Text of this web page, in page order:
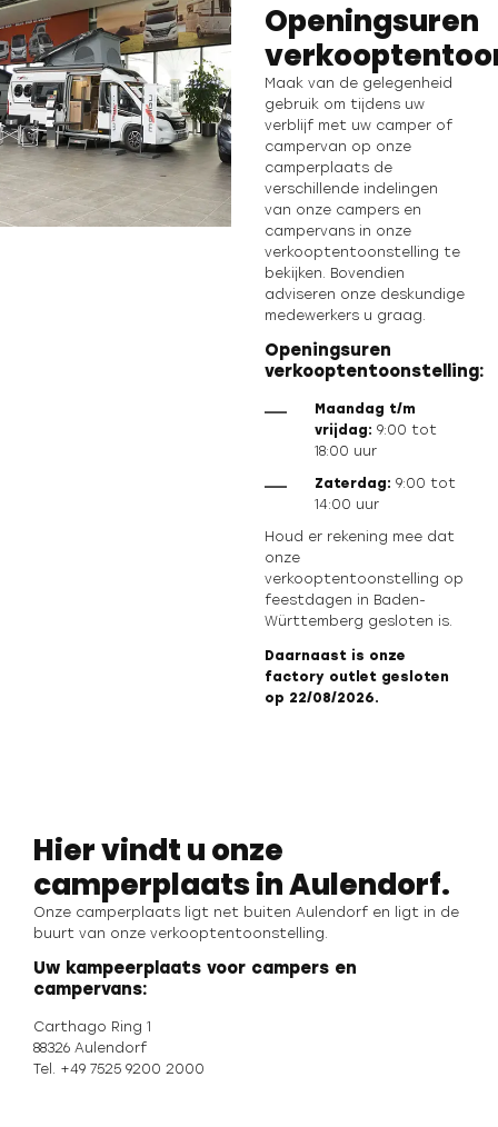
Openingsuren
Maak van de gelegenheid
gebruik om tijdens uw
verblijf met uw camper of
campervan op onze
camperplaats de
verschillende indelingen
van onze campers en
campervans in onze
verkooptentoonstelling te
bekijken. Bovendien
adviseren onze deskundige
medewerkers u graag.
Openingsuren
verkooptentoonstelling:
Maandag t/m
vrijdag: 9:00 tot
18:00 uur
Zaterdag: 9:00 tot
14:00 uur
Houd er rekening mee dat
onze
verkooptentoonstelling op
feestdagen in Baden-
Württemberg gesloten is.
Daarnaast is onze
factory outlet gesloten
op 22/08/2026.
Hier vindt u onze
camperplaats in Aulendorf.
Onze camperplaats ligt net buiten Aulendorf en ligt in de
buurt van onze verkooptentoonstelling.
Uw kampeerplaats voor campers en
campervans:
Carthago Ring 1
88326 Aulendorf
Tel. +49 7525 9200 2000